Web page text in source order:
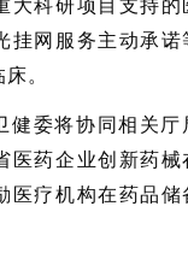
大科研项目支持的
挂网服务主动承
。
健委将协同相关厅
医药企业创新药械
医疗机构在药品储